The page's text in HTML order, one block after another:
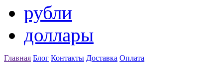
рубли
доллары
Главная Блог Контакты Доставка Оплата